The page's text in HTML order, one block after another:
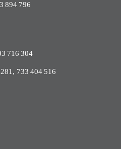
894 796
716 304
, 733 404 516